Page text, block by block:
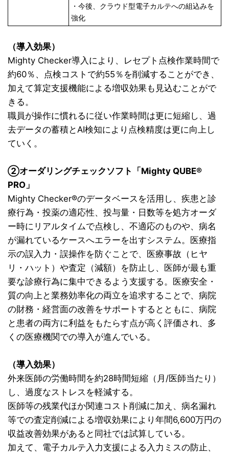
・今後、クラウド型電子カルテへの組込みを
強化
（導入効果）
Mighty Checker導入により、レセプト点検作業時間で
約60％、点検コストで約55％を削減することができ、
加えて算定支援機能による増収効果も見込むことがで
きる。
職員が操作に慣れるに従い作業時間は更に短縮し、過
去データの蓄積とAI検知により点検精度は更に向上し
ていく。
②オーダリングチェックソフト「Mighty QUBE®
PRO」
Mighty Checker®のデータベースを活用し、疾患と診
療行為・投薬の適応性、投与量・日数等を処方オーダ
ー時にリアルタイムで点検し、不適応のものや、病名
が漏れているケースへエラーを出すシステム。医療指
示の誤入力・誤操作を防ぐことで、医療事故（ヒヤ
リ・ハット）や査定（減額）を防止し、医師が最も重
要な診療行為に集中できるよう支援する。医療安全・
質の向上と業務効率化の両立を追求することで、病院
の財務・経営面の改善をサポートするとともに、病院
と患者の両方に利益をもたらす点が高く評価され、多
くの医療機関での導入が進んでいる。
（導入効果）
外来医師の労働時間を約28時間短縮（月/医師当たり）
し、過度なストレスを軽減する。
医師等の残業代ほか関連コスト削減に加え、病名漏れ
等での査定削減による増収効果により年間6,600万円の
収益改善効果があると同社では試算している。
加えて、電子カルテ入力支援による入力ミスの防止、